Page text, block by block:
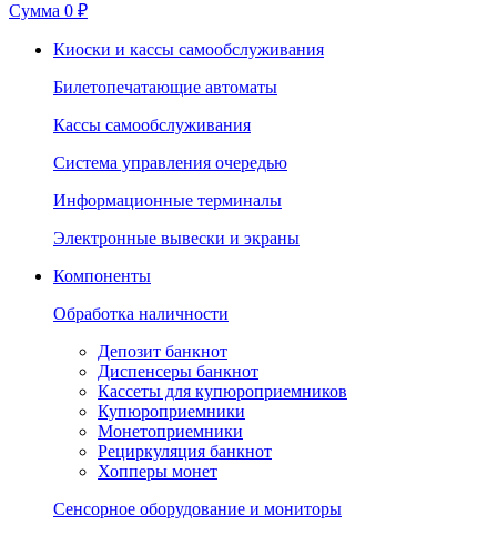
Сумма 0 ₽
Киоски и кассы самообслуживания
Билетопечатающие автоматы
Кассы самообслуживания
Система управления очередью
Информационные терминалы
Электронные вывески и экраны
Компоненты
Обработка наличности
Депозит банкнот
Диспенсеры банкнот
Кассеты для купюроприемников
Купюроприемники
Монетоприемники
Рециркуляция банкнот
Хопперы монет
Сенсорное оборудование и мониторы